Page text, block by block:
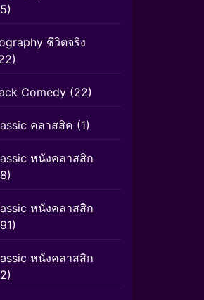
ชีวิตจริง
Comedy (22)
คลาสสิค (1)
หนังคลาสสิก
หนังคลาสสิก
หนังคลาสสิก